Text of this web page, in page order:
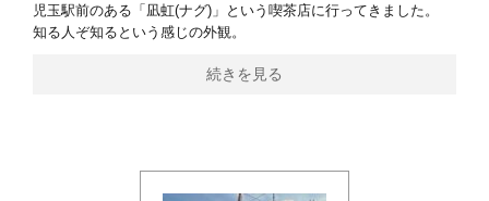
児玉駅前のある「凪虹(ナグ)」という喫茶店に行ってきました。
知る人ぞ知るという感じの外観。
続きを見る